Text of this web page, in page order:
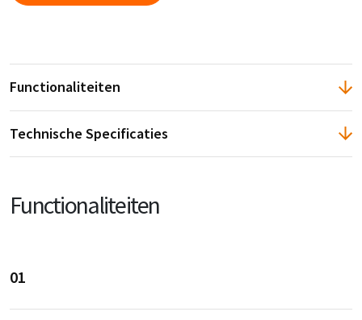
Functionaliteiten
Technische Specificaties
Functionaliteiten
01